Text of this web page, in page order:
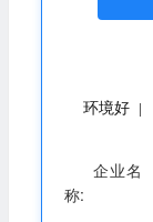
环境好 |
企业名
称: